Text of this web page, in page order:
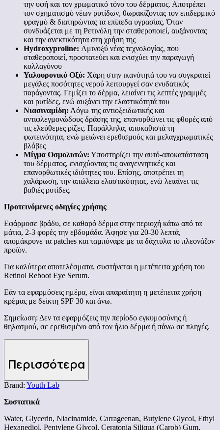
την υφή και τον χρωματικό τόνο του δέρματος. Αποτρέπει
τον σχηματισμό νέων ρυτίδων, θωρακίζοντας τον επιδερμικό
φραγμό & διατηρώντας τα επίπεδα υγρασίας. Όταν
συνδυάζεται με τη Ρετινόλη την σταθεροποιεί, αυξάνοντας
και την ανεκτικότητα στη χρήση της
Hydroxyproline: Αμινοξύ νέας τεχνολογίας, που
σταθεροποιεί, προστατεύει και ενισχύει την παραγωγή
κολλαγόνου
Υαλουρονικό Οξύ: Χάρη στην ικανότητά του να συγκρατεί
μεγάλες ποσότητες νερού λειτουργεί σαν ενυδατικός
παράγοντας. Γεμίζει το δέρμα, λειαίνει τις λεπτές γραμμές
και ρυτίδες, ενώ αυξάνει την ελαστικότητά του
Νιασιναμίδη: Λόγω της αντιοξειδωτικής και
αντιφλεγμονώδους δράσης της, επανορθώνει τις φθορές από
τις ελεύθερες ρίζες. Παράλληλα, αποκαθιστά τη
φωτεινότητα, ενώ μειώνει ερεθισμούς και μελαγχρωματικές
βλάβες
Μίγμα Οσμολυτών: Υποστηρίζει την αυτό-αποκατάσταση
του δέρματος, ενισχύοντας τις αναγεννητικές και
επανορθωτικές ιδιότητες του. Επίσης, αποτρέπει τη
χαλάρωση, την απώλεια ελαστικότητας, ενώ λειαίνει τις
βαθιές ρυτίδες.
Προτεινόμενες οδηγίες χρήσης
Εφάρμοσε βράδυ, σε καθαρό δέρμα στην περιοχή κάτω από τα
μάτια, 2-3 φορές την εβδομάδα. Άφησε για 20-30 λεπτά,
απομάκρυνε τα patches και ταμπόναρε με τα δάχτυλα το πλεονάζον
προϊόν.
Για καλύτερα αποτελέσματα, συστήνεται η μετέπειτα χρήση του
Retinol Reboot Eye Serum.
Εάν τα εφαρμόσεις ημέρα, είναι απαραίτητη η μετέπειτα χρήση
κρέμας με δείκτη SPF 30 και άνω.
Σημείωση: Δεν τα εφαρμόζεις την περίοδο εγκυμοσύνης ή
θηλασμού, σε ερεθισμένο από τον ήλιο δέρμα ή πάνω σε πληγές.
Περισσότερα
Brand: Youth Lab
Συστατικά
Water, Glycerin, Niacinamide, Carrageenan, Butylene Glycol, Ethyl
Hexanediol, Pentylene Glycol, Ceratonia Siliqua (Carob) Gum,